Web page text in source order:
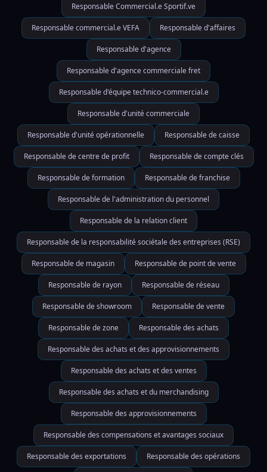
Responsable Commercial.e Sportif.ve
Responsable commercial.e VEFA Responsable d'affaires
Responsable d'agence
Responsable d'agence commerciale fret
Responsable d'équipe technico-commercial.e
Responsable d'unité commerciale
Responsable d'unité opérationnelle Responsable de caisse
Responsable de centre de profit Responsable de compte clés
Responsable de formation Responsable de franchise
Responsable de l'administration du personnel
Responsable de la relation client
Responsable de la responsabilité sociétale des entreprises (RSE)
Responsable de magasin Responsable de point de vente
Responsable de rayon Responsable de réseau
Responsable de showroom Responsable de vente
Responsable de zone Responsable des achats
Responsable des achats et des approvisionnements
Responsable des achats et des ventes
Responsable des achats et du merchandising
Responsable des approvisionnements
Responsable des compensations et avantages sociaux
Responsable des exportations Responsable des opérations